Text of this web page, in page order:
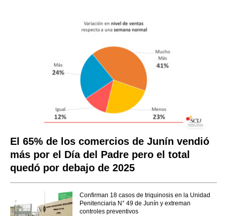
El 65% de los comercios de Junín vendió
más por el Día del Padre pero el total
quedó por debajo de 2025
Confirman 18 casos de triquinosis en la Unidad
Penitenciaria N° 49 de Junín y extreman
controles preventivos